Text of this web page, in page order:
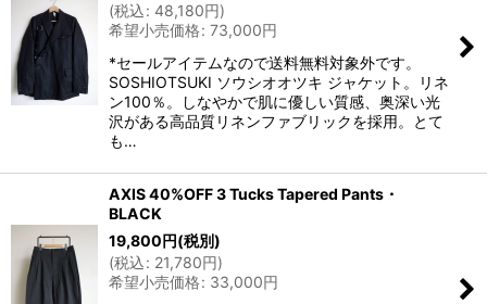
(税込: 48,180円)
希望小売価格: 73,000円
*セールアイテムなので送料無料対象外です。
SOSHIOTSUKI ソウシオオツキ ジャケット。リネ
ン100％。しなやかで肌に優しい質感、奥深い光
沢がある高品質リネンファブリックを採用。とて
も…
AXIS 40%OFF 3 Tucks Tapered Pants・
BLACK
19,800円(税別)
(税込: 21,780円)
希望小売価格: 33,000円